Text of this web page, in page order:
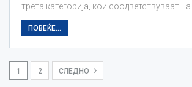
трета категорија, кои соодветствуваат на…
ПОВЕЌЕ...
1 2 СЛЕДНО